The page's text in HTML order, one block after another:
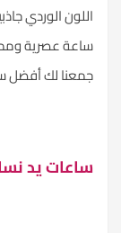
اللون الوردي
ساعة عصرية
جمعنا لك أفضل
ساعات يد